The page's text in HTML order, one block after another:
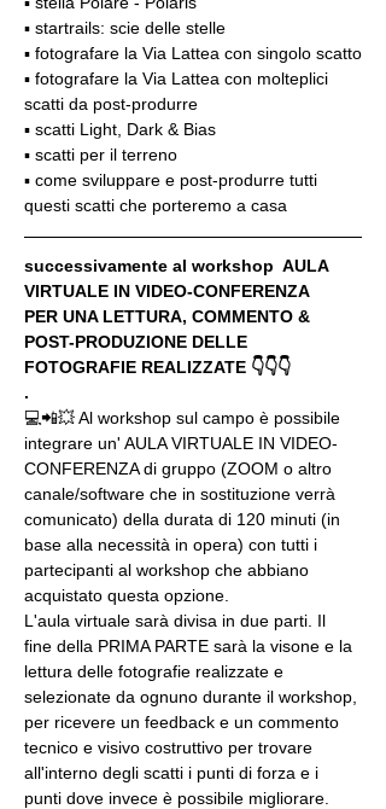
▪️ startrails: scie delle stelle
▪️ fotografare la Via Lattea con singolo scatto
▪️ fotografare la Via Lattea con molteplici
scatti da post-produrre
▪️ scatti Light, Dark & Bias
▪️ scatti per il terreno
▪️ come sviluppare e post-produrre tutti
questi scatti che porteremo a casa
successivamente al workshop  AULA
VIRTUALE IN VIDEO-CONFERENZA
PER UNA LETTURA, COMMENTO &
POST-PRODUZIONE DELLE
FOTOGRAFIE REALIZZATE 👇👇👇
.
💻📲💥 Al workshop sul campo è possibile
integrare un' AULA VIRTUALE IN VIDEO-
CONFERENZA di gruppo (ZOOM o altro
canale/software che in sostituzione verrà
comunicato) della durata di 120 minuti (in
base alla necessità in opera) con tutti i
partecipanti al workshop che abbiano
acquistato questa opzione.
L'aula virtuale sarà divisa in due parti. Il
fine della PRIMA PARTE sarà la visone e la
lettura delle fotografie realizzate e
selezionate da ognuno durante il workshop,
per ricevere un feedback e un commento
tecnico e visivo costruttivo per trovare
all'interno degli scatti i punti di forza e i
punti dove invece è possibile migliorare.